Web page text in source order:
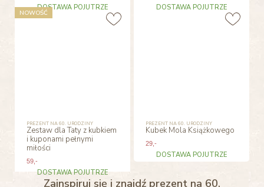
DOSTAWA POJUTRZE DOSTAWA POJUTRZE
PREZENT NA 60. URODZINY
Zestaw dla Taty z kubkiem
i kuponami pełnymi
miłości
59,-
DOSTAWA POJUTRZE
NOWOŚĆ
PREZENT NA 60. URODZINY
Kubek Mola Książkowego
29 ,-
DOSTAWA POJUTRZE
Zainspiruj się i znajdź prezent na 60.